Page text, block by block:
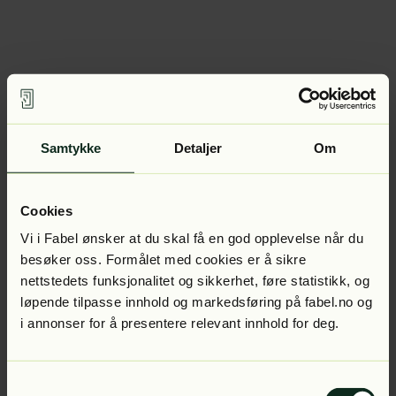
Samtykke Detaljer Om
Cookies
Vi i Fabel ønsker at du skal få en god opplevelse når du
besøker oss. Formålet med cookies er å sikre
nettstedets funksjonalitet og sikkerhet, føre statistikk, og
løpende tilpasse innhold og markedsføring på fabel.no og
i annonser for å presentere relevant innhold for deg.